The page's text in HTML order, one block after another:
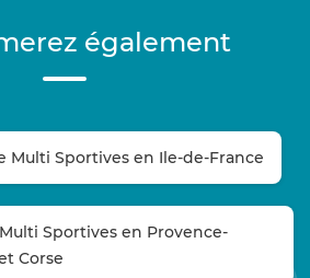
également
Multi Sportives en Ile-de-France
Sportives en Provence-
Corse